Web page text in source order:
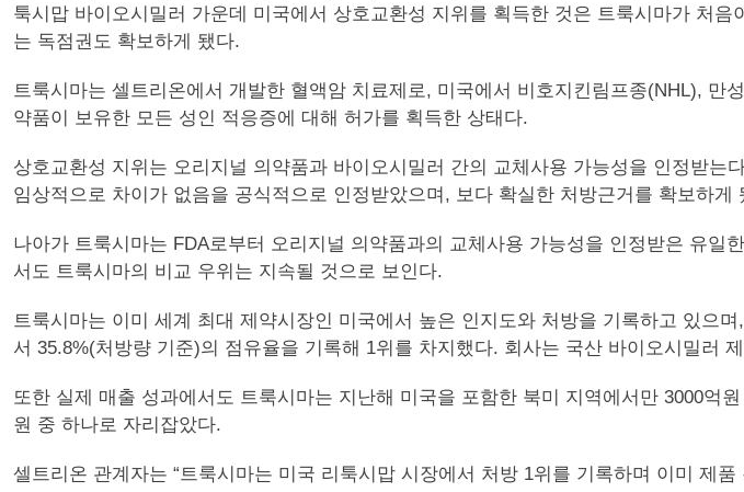
툭시맙 바이오시밀러 가운데 미국에서 상호교환성 지위를 획득한 것은 트룩시마가 처
는 독점권도 확보하게 됐다.
트룩시마는 셀트리온에서 개발한 혈액암 치료제로, 미국에서 비호지킨림프종(NHL),
약품이 보유한 모든 성인 적응증에 대해 허가를 획득한 상태다.
상호교환성 지위는 오리지널 의약품과 바이오시밀러 간의 교체사용 가능성을 인정받
임상적으로 차이가 없음을 공식적으로 인정받았으며, 보다 확실한 처방근거를 확보하게
나아가 트룩시마는 FDA로부터 오리지널 의약품과의 교체사용 가능성을 인정받은 유
서도 트룩시마의 비교 우위는 지속될 것으로 보인다.
트룩시마는 이미 세계 최대 제약시장인 미국에서 높은 인지도와 처방을 기록하고 있으
서 35.8%(처방량 기준)의 점유율을 기록해 1위를 차지했다. 회사는 국산 바이오시밀러
또한 실제 매출 성과에서도 트룩시마는 지난해 미국을 포함한 북미 지역에서만 3000억
원 중 하나로 자리잡았다.
셀트리온 관계자는 “트룩시마는 미국 리툭시맙 시장에서 처방 1위를 기록하며 이미 제